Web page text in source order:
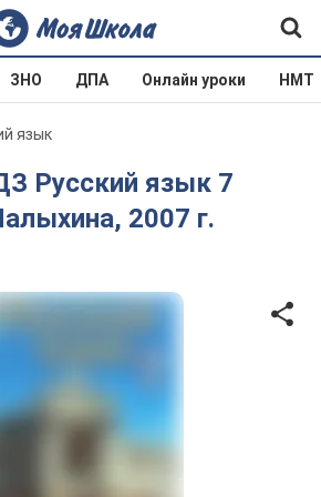
ЗНО ДПА Онлайн уроки НМТ
язык
Русский язык 7
2007 г.